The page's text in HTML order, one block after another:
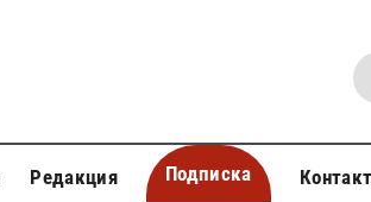
Редакция Подписка